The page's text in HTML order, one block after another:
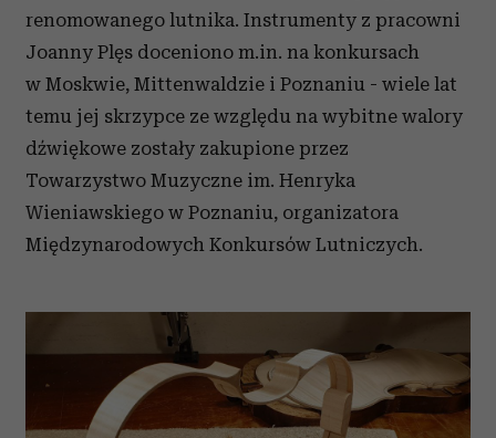
renomowanego lutnika. Instrumenty z pracowni
Joanny Plęs doceniono m.in. na konkursach
w Moskwie, Mittenwaldzie i Poznaniu - wiele lat
temu jej skrzypce ze względu na wybitne walory
dźwiękowe zostały zakupione przez
Towarzystwo Muzyczne im. Henryka
Wieniawskiego w Poznaniu, organizatora
Międzynarodowych Konkursów Lutniczych.